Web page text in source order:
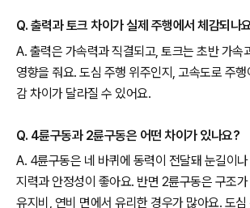
Q. 출력과 토크 차이가 실제 주행에서 체감되나
A. 출력은 가속력과 직결되고, 토크는 초반 가속
영향을 줘요. 도심 주행 위주인지, 고속도로 주
감 차이가 달라질 수 있어요.
Q. 4륜구동과 2륜구동은 어떤 차이가 있나요?
A. 4륜구동은 네 바퀴에 동력이 전달돼 눈길이
지력과 안정성이 좋아요. 반면 2륜구동은 구조
유지비, 연비 면에서 유리한 경우가 많아요. 도